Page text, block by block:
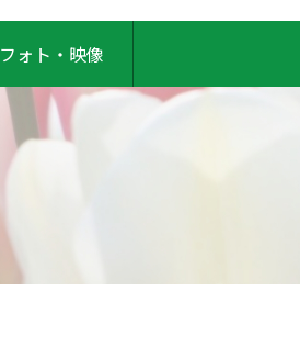
フォト・映像